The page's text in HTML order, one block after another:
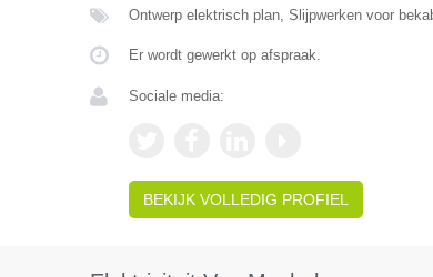
Ontwerp elektrisch plan, Slijpwerken voor
Er wordt gewerkt op afspraak.
Sociale media:
BEKIJK VOLLEDIG PROFIEL